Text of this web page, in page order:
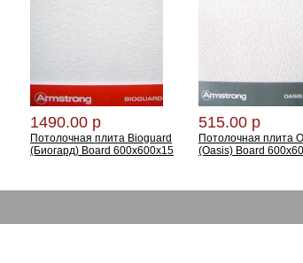
1490.00 р
Потолочная плита Bioguard
(Биогард) Board 600x600x15
515.00 р
Потолочная плита
(Oasis) Board